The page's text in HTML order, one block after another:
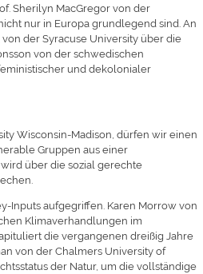
Sherilyn MacGregor von der
nur in Europa grundlegend sind. An
der Syracuse University über die
von der schwedischen
und dekolonialer
Wisconsin-Madison, dürfen wir einen
Gruppen aus einer
über die sozial gerechte
Inputs aufgegriffen. Karen Morrow von
Klimaverhandlungen im
die vergangenen dreißig Jahre
von der Chalmers University of
der Natur, um die vollständige